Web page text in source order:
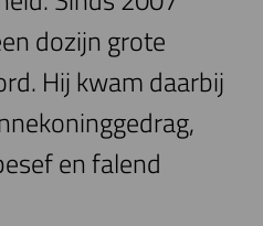
dozijn grote
Hij kwam daarbij
en falend